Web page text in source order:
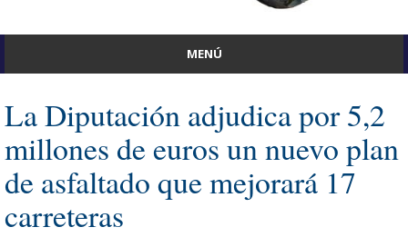
MENÚ
La Diputación adjudica por 5,2
millones de euros un nuevo plan
de asfaltado que mejorará 17
carreteras